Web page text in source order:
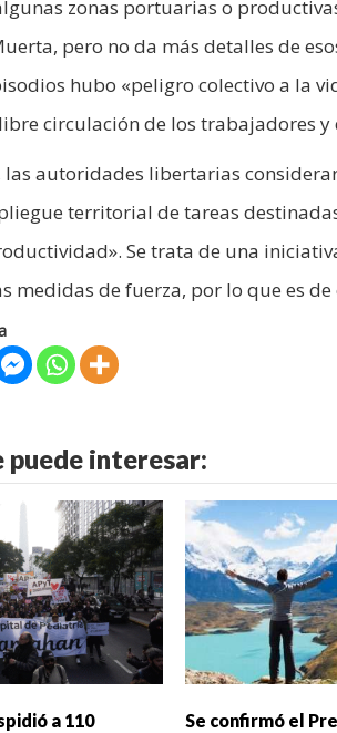
zonas portuarias o
pero no da más detalles de
hubo «peligro colectivo a la
circulación de los trabajadores
las autoridades libertarias
territorial de tareas
Se trata de una
medidas de fuerza, por lo que es
puede interesar:
a 110
Se confirmó el